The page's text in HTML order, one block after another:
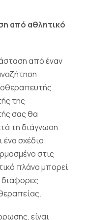
από αθλητικό
από έναν
της
σας θα
τη διάγνωση
ένα σχέδιο
στις
πλάνο μπορεί
διάφορες
είναι